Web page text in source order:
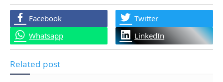
Facebook
Twitter
Whatsapp
LinkedIn
Related post